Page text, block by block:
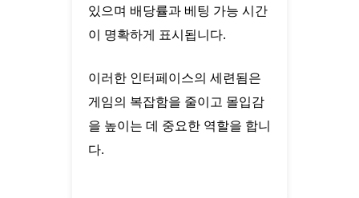
있으며 배당률과 베팅 가능 시간
이 명확하게 표시됩니다.
이러한 인터페이스의 세련됨은
게임의 복잡함을 줄이고 몰입감
을 높이는 데 중요한 역할을 합니
다.